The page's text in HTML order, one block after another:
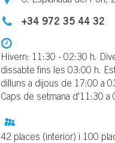
+34 972 35 44 32
Hivern: 11:30 - 02:30 h.
dissabte fins les 03:00 h.
dilluns a dijous de 17:00 a
Caps de setmana d'11:30 a
42 places (interior) i 100